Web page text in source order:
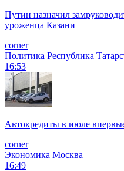
Путин назначил
уроженца Казани
corner
Политика Республика
16:53
Автокредиты в июле
corner
Экономика Москва
16:49